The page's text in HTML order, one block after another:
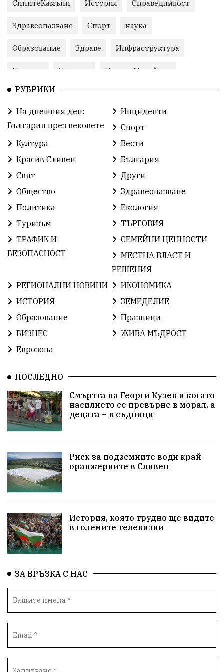
СинитеКамъни История Справедливост
Здравеопазване Спорт наука
Образование Здраве Инфраструктура
Пеевски Протест ИвелинМихайлов
Свобода
Празник ГражданскоОбщество
РадостинВасилев ЛекаАтлетика
ХристоИлиев БългарскоЗемеделие
БългарскиСпорт
ОбщественИнтерес земеделие
ИсторияНаБългария Иновации САЩ
БългарскаГордост Твърдица ОбщинаСливен
ЕвропейскиСъюз Право
ЦветомирПетков Правосъдие СелинКларънс
УрсулаФонДерЛайен Обединение
ПетърПетров
НародноСъбрание Варна Родителство
Сигурност
ПътнаБезопасност Великобритания
ОколнаСреда
ИсторическиПарк Деца Археология
Безводие ВоенноВреме Космос
ВоднаКриза
Катастрофа демокрация БъдещевБългария
РУБРИКИ
На днешния ден:
България през вековете
Инциденти
Спорт
Култура
Вести
Красив Сливен
България
Свят
Други
Общество
Здравеопазване
Политика
Екология
Туризъм
ТЪРГОВИЯ
ТРАФИК И
БЕЗОПАСНОСТ
СЕМЕЙНИ ЦЕННОСТИ
МЕСТНА ВЛАСТ И
РЕШЕНИЯ
РЕГИОНАЛНИ НОВИНИ
ИКОНОМИКА
ИСТОРИЯ
ЗЕМЕДЕЛИЕ
Образование
Празници
БИЗНЕС
ЖИВА МЪДРОСТ
Еврозона
ПОСЛЕДНО
Смъртта на Георги Кузев и когато
насилието се превърне в морал, а
децата – в съдници
Риск за подземните води край
оранжериите в Сливен
История, която трудно ще видите
в големите телевизии
ЗА ВРЪЗКА С НАС